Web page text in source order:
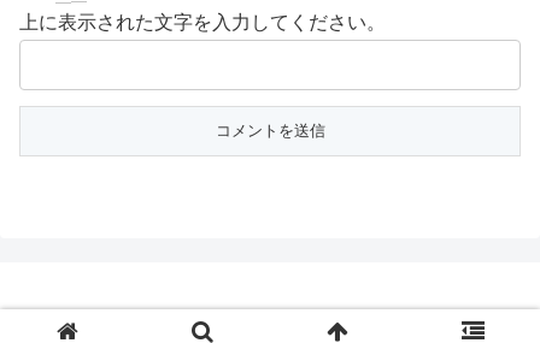
上に表示された文字を入力してください。
© 2018 ちゃんとやらない！.